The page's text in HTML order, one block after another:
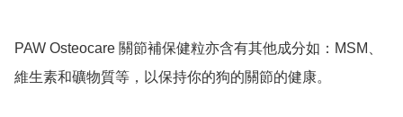
PAW Osteocare 關節補保健粒亦含有其他成分如：MSM、
維生素和礦物質等，以保持你的狗的關節的健康。